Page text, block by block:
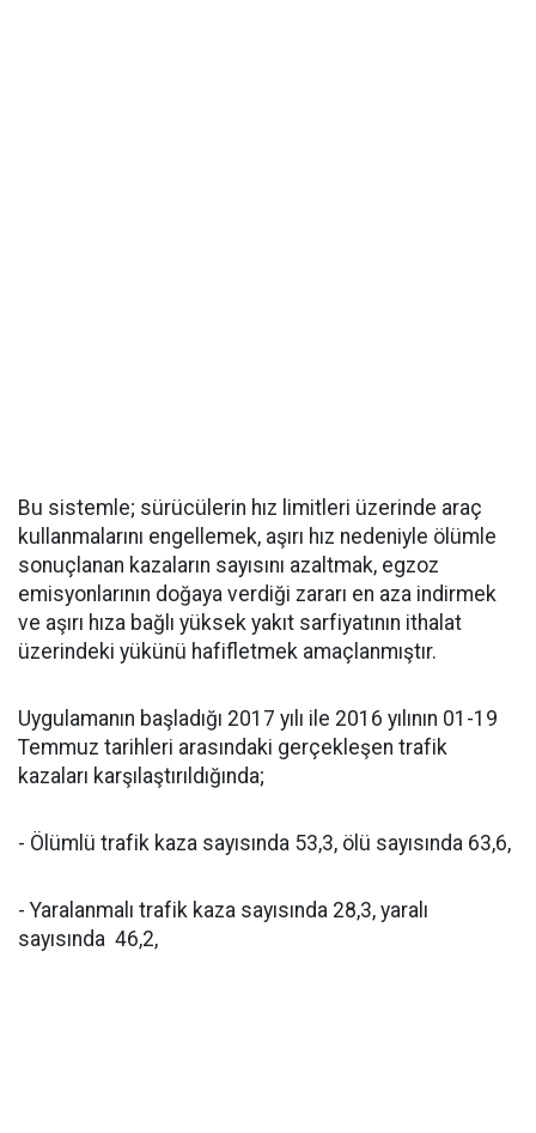
Bu sistemle; sürücülerin hız limitleri üzerinde araç
kullanmalarını engellemek, aşırı hız nedeniyle ölümle
sonuçlanan kazaların sayısını azaltmak, egzoz
emisyonlarının doğaya verdiği zararı en aza indirmek
ve aşırı hıza bağlı yüksek yakıt sarfiyatının ithalat
üzerindeki yükünü hafifletmek amaçlanmıştır.
Uygulamanın başladığı 2017 yılı ile 2016 yılının 01-19
Temmuz tarihleri arasındaki gerçekleşen trafik
kazaları karşılaştırıldığında;
- Ölümlü trafik kaza sayısında 53,3, ölü sayısında 63,6,
- Yaralanmalı trafik kaza sayısında 28,3, yaralı
sayısında 46,2,